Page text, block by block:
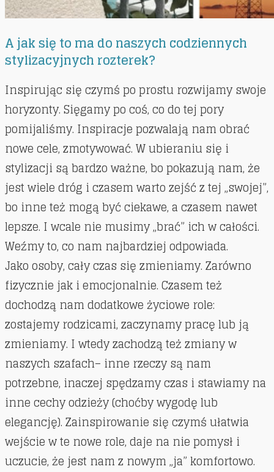
A jak się to ma do naszych codziennych
stylizacyjnych rozterek?
Inspirując się czymś po prostu rozwijamy swoje
horyzonty. Sięgamy po coś, co do tej pory
pomijaliśmy. Inspiracje pozwalają nam obrać
nowe cele, zmotywować. W ubieraniu się i
stylizacji są bardzo ważne, bo pokazują nam, że
jest wiele dróg i czasem warto zejść z tej „swojej”,
bo inne też mogą być ciekawe, a czasem nawet
lepsze. I wcale nie musimy „brać” ich w całości.
Weźmy to, co nam najbardziej odpowiada.
Jako osoby, cały czas się zmieniamy. Zarówno
fizycznie jak i emocjonalnie. Czasem też
dochodzą nam dodatkowe życiowe role:
zostajemy rodzicami, zaczynamy pracę lub ją
zmieniamy. I wtedy zachodzą też zmiany w
naszych szafach– inne rzeczy są nam
potrzebne, inaczej spędzamy czas i stawiamy na
inne cechy odzieży (choćby wygodę lub
elegancję). Zainspirowanie się czymś ułatwia
wejście w te nowe role, daje na nie pomysł i
uczucie, że jest nam z nowym „ja” komfortowo.